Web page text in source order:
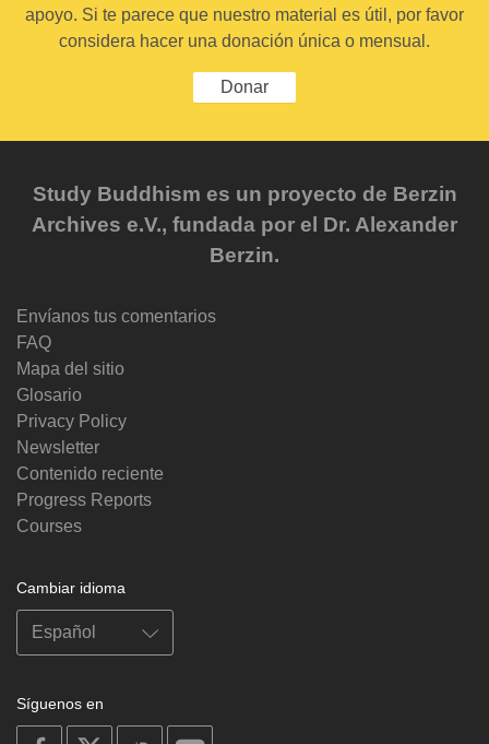
apoyo. Si te parece que nuestro material es útil, por favor
considera hacer una donación única o mensual.
Donar
Study Buddhism es un proyecto de Berzin
Archives e.V., fundada por el Dr. Alexander
Berzin.
Envíanos tus comentarios
FAQ
Mapa del sitio
Glosario
Privacy Policy
Newsletter
Contenido reciente
Progress Reports
Courses
Cambiar idioma
Síguenos en
on